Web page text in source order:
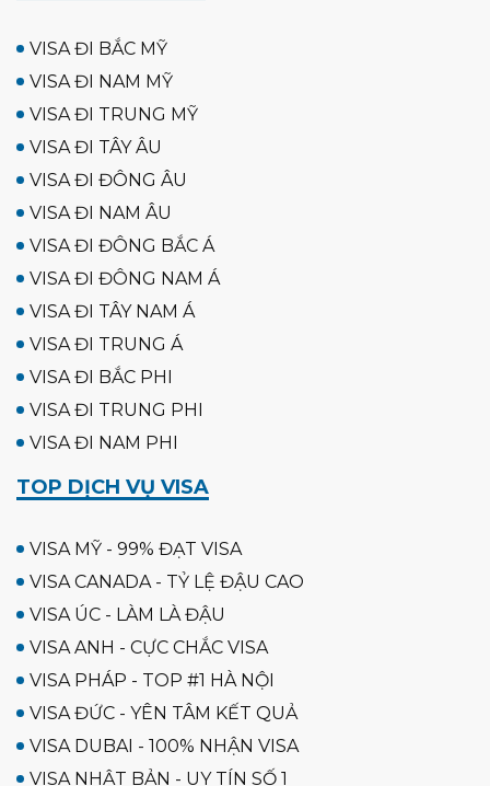
VISA ĐI BẮC MỸ
VISA ĐI NAM MỸ
VISA ĐI TRUNG MỸ
VISA ĐI TÂY ÂU
VISA ĐI ĐÔNG ÂU
VISA ĐI NAM ÂU
VISA ĐI ĐÔNG BẮC Á
VISA ĐI ĐÔNG NAM Á
VISA ĐI TÂY NAM Á
VISA ĐI TRUNG Á
VISA ĐI BẮC PHI
VISA ĐI TRUNG PHI
VISA ĐI NAM PHI
TOP DỊCH VỤ VISA
VISA MỸ - 99% ĐẠT VISA
VISA CANADA - TỶ LỆ ĐẬU CAO
VISA ÚC - LÀM LÀ ĐẬU
VISA ANH - CỰC CHẮC VISA
VISA PHÁP - TOP #1 HÀ NỘI
VISA ĐỨC - YÊN TÂM KẾT QUẢ
VISA DUBAI - 100% NHẬN VISA
VISA NHẬT BẢN - UY TÍN SỐ 1